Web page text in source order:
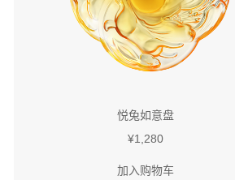
悦兔如意盘
¥1,280
加入购物车